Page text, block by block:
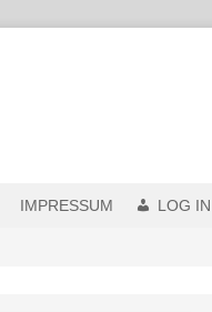
IMPRESSUM LOG IN